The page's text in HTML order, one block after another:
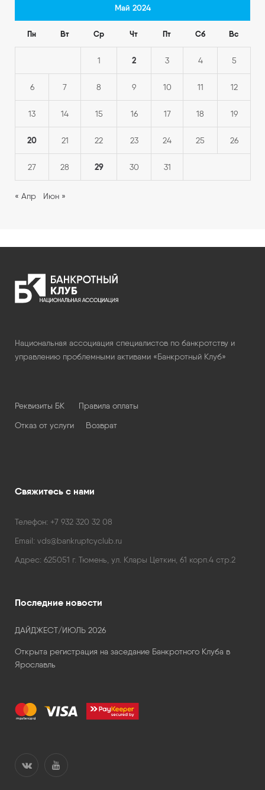
Май 2024
Пн Вт Ср Чт Пт Сб Вс
1 2 3 4 5
6 7 8 9 10 11 12
13 14 15 16 17 18 19
20 21 22 23 24 25 26
27 28 29 30 31
« Апр Июн »
Национальная ассоциация специалистов по банкротству и
управлению проблемными активами «Банкротный Клуб»
Реквизиты БК Правила оплаты
Отказ от услуги Возврат
Свяжитесь с нами
Телефон: +7 932 320 32 08
Email: vds@bankruptcyclub.ru
Адрес: 625051 г. Тюмень, ул. Клары Цеткин, 61 корп.4 стр.2
Последние новости
ДАЙДЖЕСТ/ИЮЛЬ 2026
Открыта регистрация на заседание Банкротного Клуба в
Ярославль